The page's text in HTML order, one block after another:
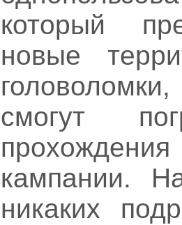
который
новые
смогут
кампании.
никаких